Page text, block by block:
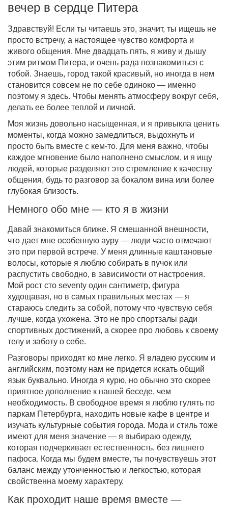
вечер в сердце Питера
Здравствуй! Если ты читаешь это, значит, ты ищешь не
просто встречу, а настоящее чувство комфорта и
живого общения. Мне двадцать пять, я живу и дышу
этим ритмом Питера, и очень рада познакомиться с
тобой. Знаешь, город такой красивый, но иногда в нем
становится совсем не по себе одиноко — именно
поэтому я здесь. Чтобы менять атмосферу вокруг себя,
делать ее более теплой и личной.
Моя жизнь довольно насыщенная, и я привыкла ценить
моменты, когда можно замедлиться, выдохнуть и
просто быть вместе с кем-то. Для меня важно, чтобы
каждое мгновение было наполнено смыслом, и я ищу
людей, которые разделяют это стремление к качеству
общения, будь то разговор за бокалом вина или более
глубокая близость.
Немного обо мне — кто я в жизни
Давай знакомиться ближе. Я смешанной внешности,
что дает мне особенную ауру — люди часто отмечают
это при первой встрече. У меня длинные каштановые
волосы, которые я люблю собирать в пучок или
распустить свободно, в зависимости от настроения.
Мой рост сто seventy один сантиметр, фигура
худощавая, но в самых правильных местах — я
стараюсь следить за собой, потому что чувствую себя
лучше, когда ухожена. Это не про спортзалы ради
спортивных достижений, а скорее про любовь к своему
телу и заботу о себе.
Разговоры приходят ко мне легко. Я владею русским и
английским, поэтому нам не придется искать общий
язык буквально. Иногда я курю, но обычно это скорее
приятное дополнение к нашей беседе, чем
необходимость. В свободное время я люблю гулять по
паркам Петербурга, находить новые кафе в центре и
изучать культурные события города. Мода и стиль тоже
имеют для меня значение — я выбираю одежду,
которая подчеркивает естественность, без лишнего
пафоса. Когда мы будем вместе, ты почувствуешь этот
баланс между утонченностью и легкостью, которая
свойственна моему характеру.
Как проходит наше время вместе —